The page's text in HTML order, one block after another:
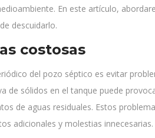
En este artículo,
descuidarlo.
costosas
del pozo séptico es evitar
de sólidos en el tanque puede
de aguas residuales. Estos
adicionales y molestias innecesarias.